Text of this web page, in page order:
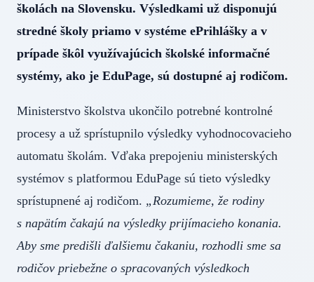
školách na Slovensku. Výsledkami už disponujú
stredné školy priamo v systéme ePrihlášky a v
prípade škôl využívajúcich školské informačné
systémy, ako je EduPage, sú dostupné aj rodičom.
Ministerstvo školstva ukončilo potrebné kontrolné
procesy a už sprístupnilo výsledky vyhodnocovacieho
automatu školám. Vďaka prepojeniu ministerských
systémov s platformou EduPage sú tieto výsledky
sprístupnené aj rodičom. „Rozumieme, že rodiny
s napätím čakajú na výsledky prijímacieho konania.
Aby sme predišli ďalšiemu čakaniu, rozhodli sme sa
rodičov priebežne o spracovaných výsledkoch